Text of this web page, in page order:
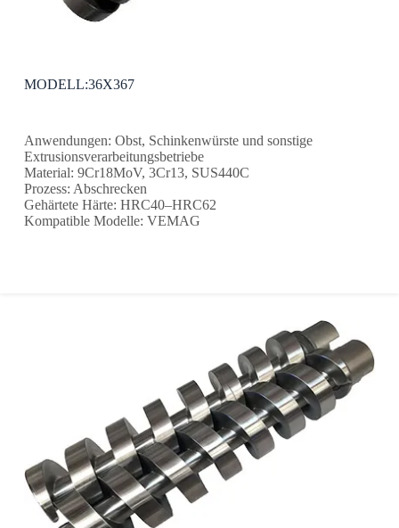
MODELL:36X367
Anwendungen: Obst, Schinkenwürste und sonstige
Extrusionsverarbeitungsbetriebe
Material: 9Cr18MoV, 3Cr13, SUS440C
Prozess: Abschrecken
Gehärtete Härte: HRC40–HRC62
Kompatible Modelle: VEMAG